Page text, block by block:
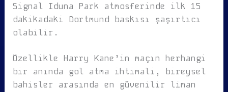
Signal Iduna Park atmosferinde ilk 15
dakikadaki Dortmund baskısı şaşırtıcı
olabilir.
Özellikle Harry Kane’in maçın herhangi
bir anında gol atma ihtimali, bireysel
bahisler arasında en güvenilir liman